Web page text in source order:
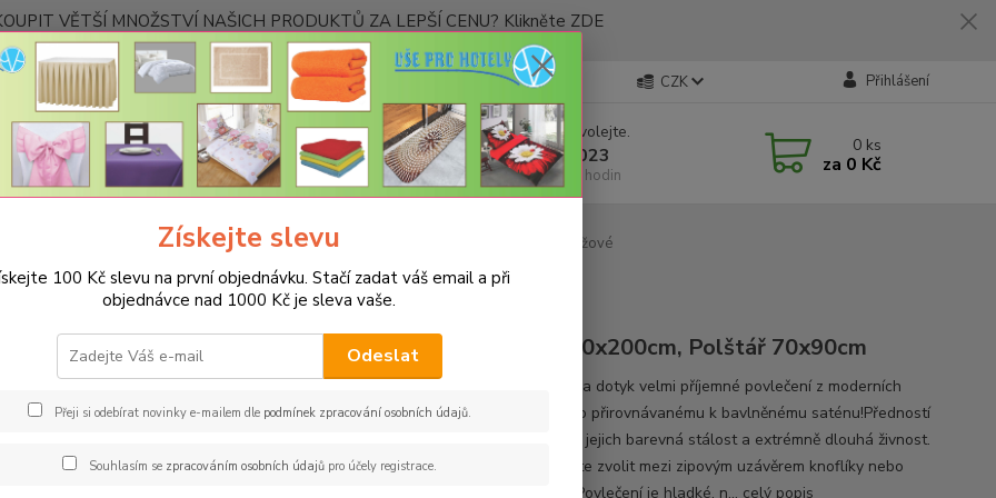
VĚTŠÍ MNOŽSTVÍ NAŠICH PRODUKTŮ ZA LEPŠÍ CENU? Klikněte ZDE
Kontakty CZK Přihlášení
Hledat
Nevíte si rady? Zavolejte.
+420 773 794 023
Pondělí-pátek 9-16 hodin
0 ks
za 0 Kč
Povlečení z mikrovlákna jednobarevné Povlečení microtop - světle růžové
microtop - světle růžové
Přikrývka 140x200cm, Polštář 70x90cm
Svěží, lehoučké a na dotyk velmi příjemné povlečení z moderních
mikrovláken - často přirovnávanému k bavlněnému saténu!Předností
těchto povlečení je jejich barevná stálost a extrémně dlouhá živnost.
Zakončení si můžete zvolit mezi zipovým uzávěrem knoflíky nebo
hotelovou kapsouPovlečení je hladké, n... celý popis
Získejte slevu
100 Kč slevu na první objednávku. Stačí zadat váš email a při
objednávce nad 1000 Kč je sleva vaše.
Odeslat
Přeji si odebírat novinky e-mailem dle podmínek zpracování osobních údajů.
Souhlasím se zpracováním osobních údajůpro účely registrace.